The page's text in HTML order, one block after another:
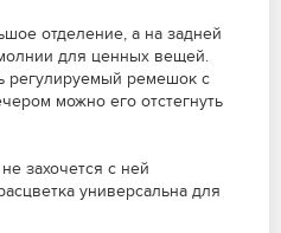
отделение, а на задней
для ценных вещей.
регулируемый ремешок с
можно его отстегнуть
захочется с ней
универсальна для